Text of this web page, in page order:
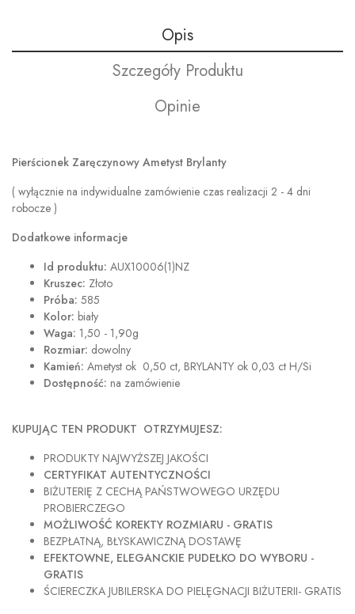
Opis
Szczegóły Produktu
Opinie
Pierścionek Zaręczynowy Ametyst Brylanty
( wyłącznie na indywidualne zamówienie czas realizacji 2 - 4 dni
robocze )
Dodatkowe informacje
Id produktu: AUX10006(1)NZ
Kruszec: Złoto
Próba: 585
Kolor: biały
Waga: 1,50 - 1,90g
Rozmiar: dowolny
Kamień: Ametyst ok 0,50 ct, BRYLANTY ok 0,03 ct H/Si
Dostępność: na zamówienie
KUPUJĄC TEN PRODUKT OTRZYMUJESZ:
PRODUKTY NAJWYŻSZEJ JAKOŚCI
CERTYFIKAT AUTENTYCZNOŚCI
BIŻUTERIĘ Z CECHĄ PAŃSTWOWEGO URZĘDU
PROBIERCZEGO
MOŻLIWOŚĆ KOREKTY ROZMIARU - GRATIS
BEZPŁATNĄ, BŁYSKAWICZNĄ DOSTAWĘ
EFEKTOWNE, ELEGANCKIE PUDEŁKO DO WYBORU -
GRATIS
ŚCIERECZKA JUBILERSKA DO PIELĘGNACJI BIŻUTERII- GRATIS